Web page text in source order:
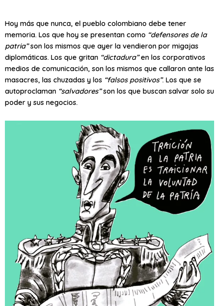
Hoy más que nunca, el pueblo colombiano debe tener
memoria. Los que hoy se presentan como “defensores de la
patria”son los mismos que ayer la vendieron por migajas
diplomáticas. Los que gritan “dictadura”en los corporativos
medios de comunicación, son los mismos que callaron ante las
masacres, las chuzadas y los “falsos positivos”. Los que se
autoproclaman “salvadores”son los que buscan salvar solo su
poder y sus negocios.